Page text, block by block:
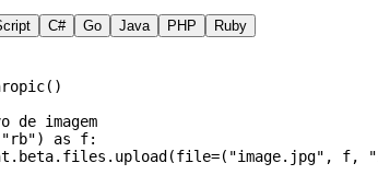
C# Go Java PHP Ruby
de imagem
"rb") as f:
file=( "image.jpg" , f,